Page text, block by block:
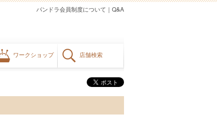
ワークショップ 店舗検索
Q&A
｜
パンドラ会員制度について